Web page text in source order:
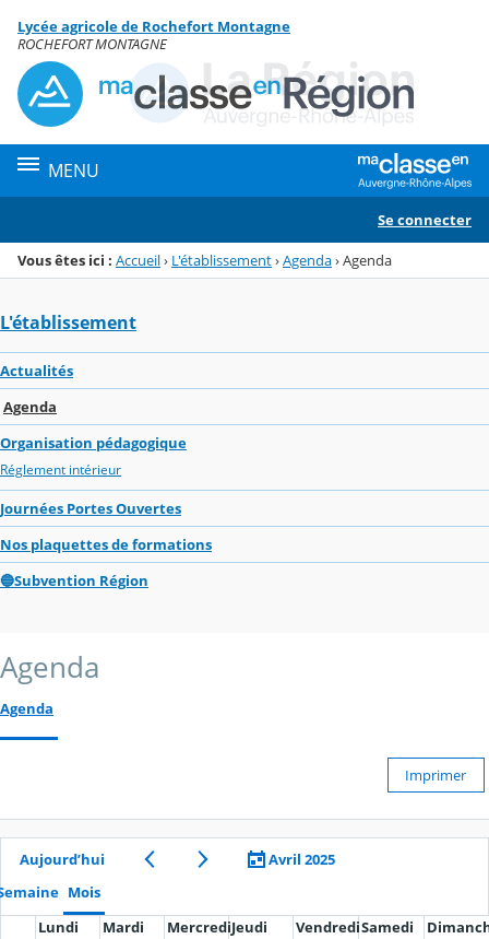
Menu de la rubrique
Contenu
Lycée agricole de Rochefort Montagne
ROCHEFORT MONTAGNE
MENU
Se connecter
Vous êtes ici : Accueil› L'établissement›Agenda›Agenda
L'établissement
Actualités
Agenda
Organisation pédagogique
Réglement intérieur
Journées Portes Ouvertes
Nos plaquettes de formations
🔵Subvention Région
Agenda
Agenda
Imprimer
Aujourd’hui
Avril 2025
Mois
Lundi
Mardi MercrediJeudi VendrediSamedi